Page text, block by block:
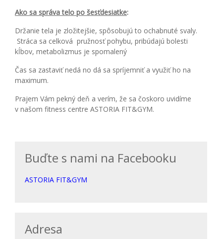
Ako sa správa telo po šesťdesiatke:
Držanie tela je zložitejšie, spôsobujú to ochabnuté svaly.
Stráca sa celková pružnosť pohybu, pribúdajú bolesti
kĺbov, metabolizmus je spomalený
Čas sa zastaviť nedá no dá sa spríjemniť a využiť ho na
maximum.
Prajem Vám pekný deň a verím, že sa čoskoro uvidíme
v našom fitness centre ASTORIA FIT&GYM.
Buďte s nami na Facebooku
ASTORIA FIT&GYM
Adresa